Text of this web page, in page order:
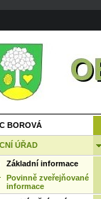
BOROVÁ
ÚŘAD
Základní informace
Povinně zveřejňované
informace